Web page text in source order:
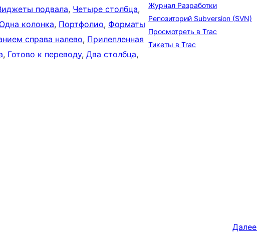
подвала, Четыре столбца
Одна колонка, Портфолио, Форматы
справа налево, Прилепленная
, Готово к переводу, Два столбца
Журнал Разработки
Репозиторий Subversion (SVN)
Просмотреть в Trac
Тикеты в Trac
Далее